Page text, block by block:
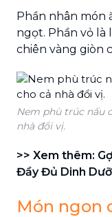
Phần nhân món
ngọt. Phần vỏ
chiên vàng giòn
Nem phù trúc nấu
nhà đổi vị.
>> Xem thêm:
Đầy Đủ Dinh
Món ngon